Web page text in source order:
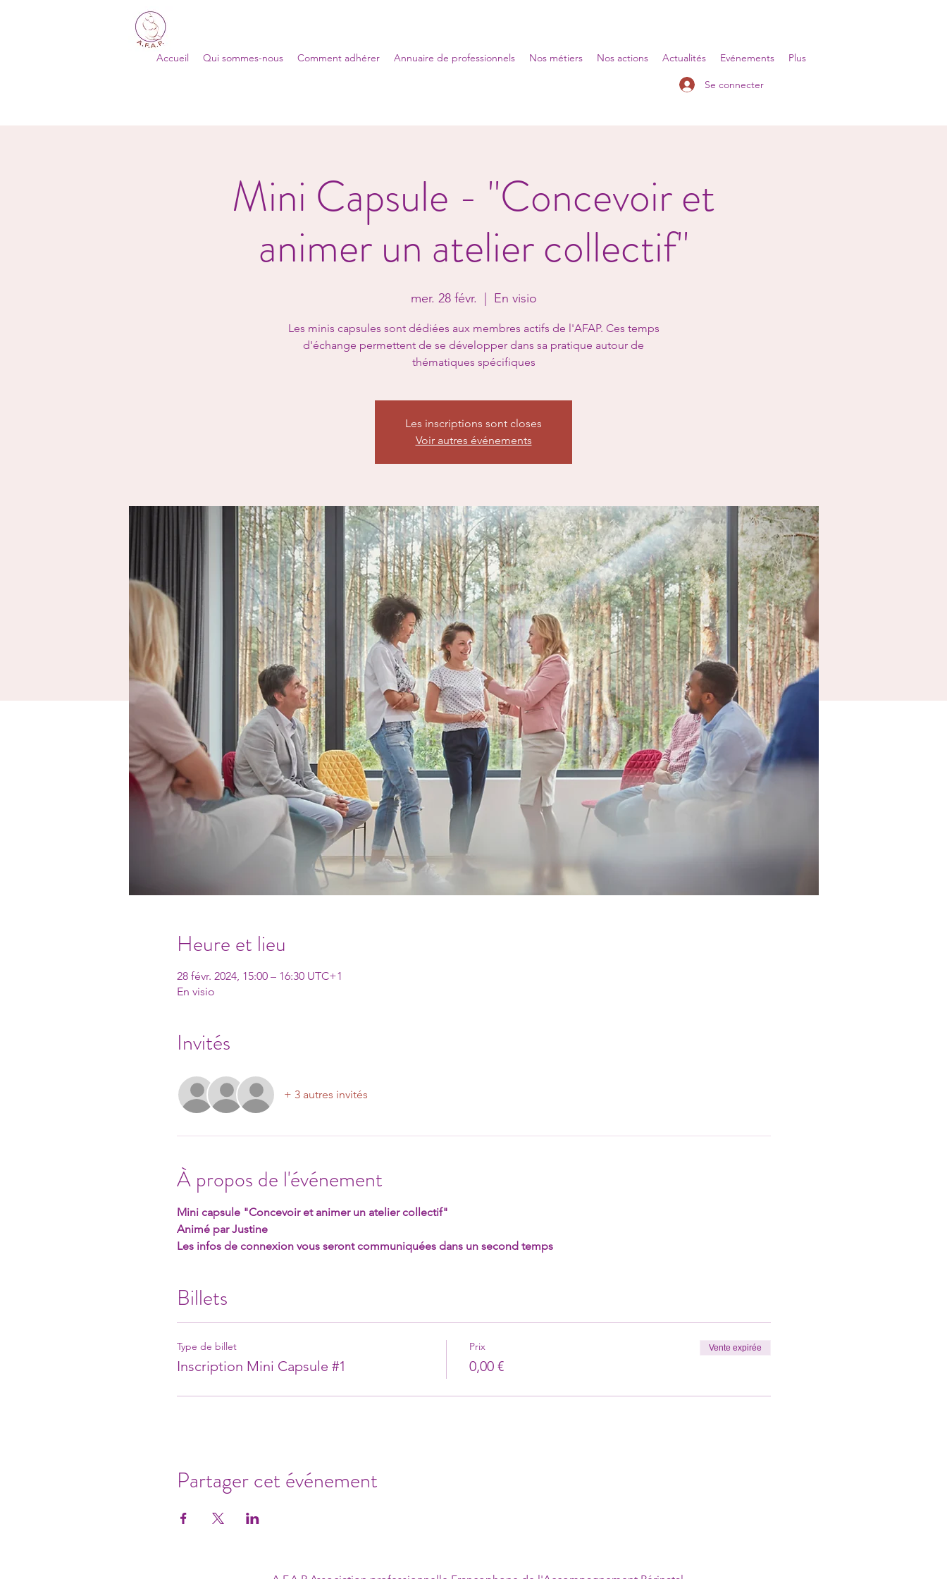
Accueil Qui sommes-nous Comment adhérer Annuaire de professionnels Nos métiers Nos actions Actualités Evénements Plus
Se connecter
Mini Capsule - "Concevoir et
animer un atelier collectif"
mer. 28 févr. En visio
Les minis capsules sont dédiées aux membres actifs de l'AFAP. Ces temps
d'échange permettent de se développer dans sa pratique autour de
thématiques spécifiques
Les inscriptions sont closes
Voir autres événements
Heure et lieu
28 févr. 2024, 15:00 – 16:30 UTC+1
En visio
Invités
+ 3 autres invités
À propos de l'événement
Mini capsule "Concevoir et animer un atelier collectif"
Animé par Justine
Les infos de connexion vous seront communiquées dans un second temps
Billets
Type de billet
Inscription Mini Capsule #1
Prix
0,00 €
Vente expirée
Partager cet événement